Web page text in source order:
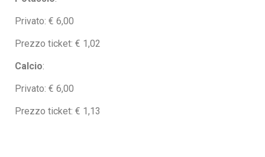
Privato: € 6,00
Prezzo ticket: € 1,02
Calcio:
Privato: € 6,00
Prezzo ticket: € 1,13